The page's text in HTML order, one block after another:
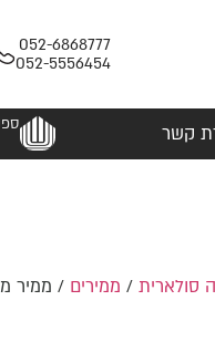
052-6868777
052-5556454
קשר ספק
סולארית/ ממירים